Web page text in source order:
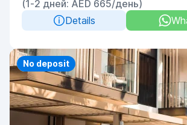
(1-2 дней: AED 665/день)
Details
Priority
No deposit